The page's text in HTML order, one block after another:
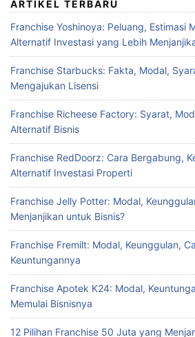
ARTIKEL TERBARU
Franchise Yoshinoya: Peluang, Estimasi
Alternatif Investasi yang Lebih
Franchise Starbucks: Fakta, Modal,
Mengajukan Lisensi
Franchise Richeese Factory: Syarat,
Alternatif Bisnis
Franchise RedDoorz: Cara Bergabung,
Alternatif Investasi Properti
Franchise Jelly Potter: Modal,
Menjanjikan untuk Bisnis?
Franchise Fremilt: Modal, Keunggulan,
Keuntungannya
Franchise Apotek K24: Modal,
Memulai Bisnisnya
12 Pilihan Franchise 50 Juta yang